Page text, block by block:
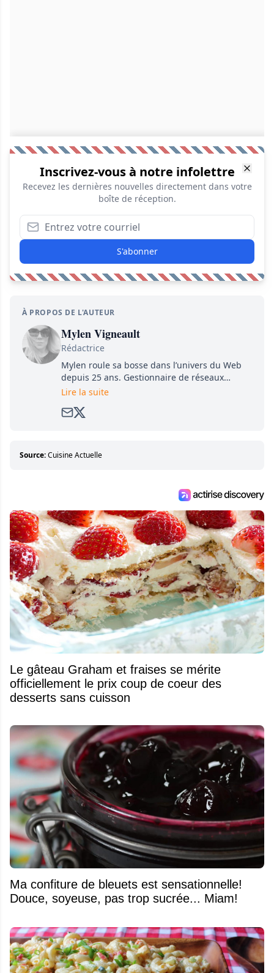
Inscrivez-vous à notre infolettre
Recevez les dernières nouvelles directement dans votre
boîte de réception.
S'abonner
À PROPOS DE L'AUTEUR
Mylen Vigneault
Rédactrice
Mylen roule sa bosse dans l’univers du Web
depuis 25 ans. Gestionnaire de réseaux
sociaux, journaliste pigiste, rédactrice… elle a
livres pour enfants (dont les best seller «Le
pour la communication et de l’écriture au sein
Lire la suite
Source:Cuisine Actuelle
Le gâteau Graham et fraises se mérite
officiellement le prix coup de coeur des
desserts sans cuisson
Ma confiture de bleuets est sensationnelle!
Douce, soyeuse, pas trop sucrée... Miam!